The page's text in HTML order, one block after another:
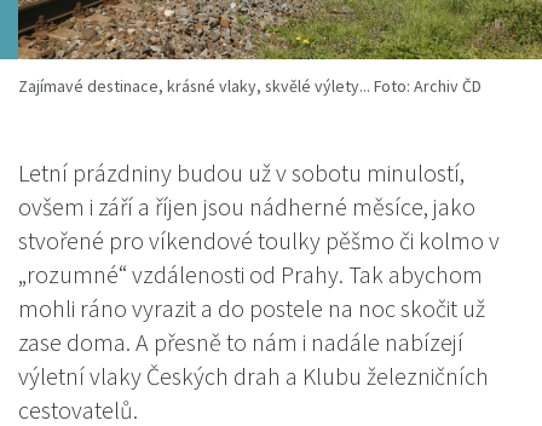
Zajímavé destinace, krásné vlaky, skvělé výlety... Foto: Archiv ČD
Letní prázdniny budou už v sobotu minulostí,
ovšem i září a říjen jsou nádherné měsíce, jako
stvořené pro víkendové toulky pěšmo či kolmo v
„rozumné“ vzdálenosti od Prahy. Tak abychom
mohli ráno vyrazit a do postele na noc skočit už
zase doma. A přesně to nám i nadále nabízejí
výletní vlaky Českých drah a Klubu železničních
cestovatelů.